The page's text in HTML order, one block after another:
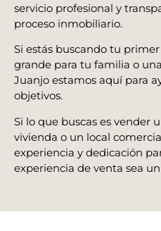
servicio profesional y
proceso inmobiliario.
Si estás buscando tu
grande para tu familia o
Juanjo estamos aquí para
objetivos.
Si lo que buscas es vender
vivienda o un local
experiencia y dedicación
experiencia de venta sea